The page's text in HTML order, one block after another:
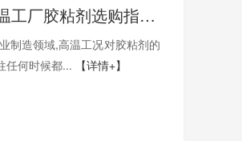
2026年高温工厂胶粘剂选购指南:400度高温工厂选哪一家才能稳得住生产线？
制造领域,高温工况对胶粘剂的
任何时候都...
【详情+】